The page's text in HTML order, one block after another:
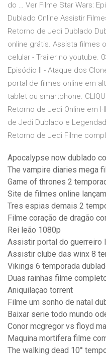
do … Ver Filme Star Wars:
Dublado Online Assistir
Retorno de Jedi Dublado
online grátis. Assista filmes
celular - Trailer no youtube.
Episódio II - Ataque dos
portal de filmes online em
tablet ou smartphone.
Retorno de Jedi Online em
de Jedi Dublado e
Retorno de Jedi Filme
Apocalypse now dublado
The vampire diaries mega
Game of thrones 2
Site de filmes online
Tres espias demais 2
Filme coração de dragão
Rei leão 1080p
Assistir portal do guerreiro
Assistir clube das winx 8
Vikings 6 temporada
Duas rainhas filme
Aniquilaçao torrent
Filme um sonho de natal
Baixar serie todo mundo
Conor mcgregor vs floyd
Maquina mortifera filme
The walking dead 10°